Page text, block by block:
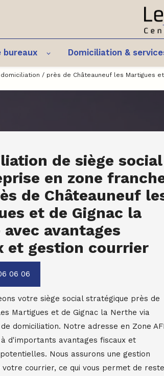
bureaux Domiciliation &
/ près de Châteauneuf les Martigues
de siège social
en zone
de Châteauneuf
et de Gignac la
avantages
et gestion courrier
06 06
votre siège social stratégique près de
Martigues et de Gignac la Nerthe via
domiciliation. Notre adresse en Zone
d'importants avantages fiscaux et
Nous assurons une gestion
votre courrier, ce qui vous permet de